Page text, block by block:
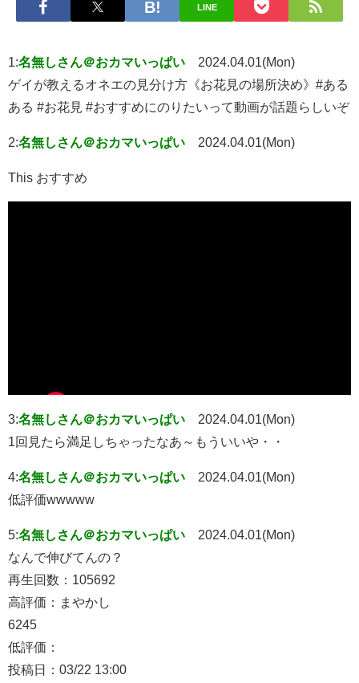
LINE
1:名無しさん＠おカマいっぱい
2024.04.01(Mon)
ゲイが教えるオネエの見分け方《お花見の場所決め》#ある
ある #お花見 #おすすめにのりたいって動画が話題らしいぞ
2:名無しさん＠おカマいっぱい 2024.04.01(Mon)
This おすすめ
3:名無しさん＠おカマいっぱい
2024.04.01(Mon)
1回見たら満足しちゃったなあ～もういいや・・
4:名無しさん＠おカマいっぱい
2024.04.01(Mon)
低評価wwwww
5:名無しさん＠おカマいっぱい
2024.04.01(Mon)
なんで伸びてんの？
再生回数：105692
高評価：まやかし
6245
低評価：
投稿日：03/22 13:00